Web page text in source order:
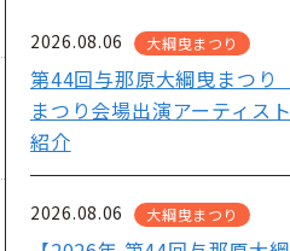
2026.08.06 大綱曳まつり
第44回与那原大綱曳まつり
まつり会場出演アーティスト
紹介
2026.08.06 大綱曳まつり